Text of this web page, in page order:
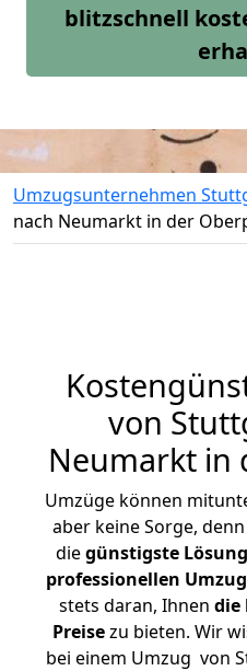
blitzschnell
Umzugsunternehmen
nach Neumarkt in der
von
Neumarkt in
Umzüge können
aber keine Sorge,
diegünstigste Lösung
professionellen
stets daran, Ihnen die
Preisezu bieten. Wir
bei einem Umzug von